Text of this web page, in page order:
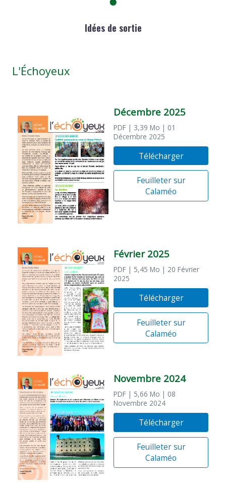
Idées de sortie
L'Échoyeux
Décembre 2025
PDF | 3,39 Mo | 01
Décembre 2025
Télécharger
Feuilleter sur
Calaméo
Février 2025
PDF | 5,45 Mo | 20 Février
2025
Télécharger
Feuilleter sur
Calaméo
Novembre 2024
PDF | 5,66 Mo | 08
Novembre 2024
Télécharger
Feuilleter sur
Calaméo